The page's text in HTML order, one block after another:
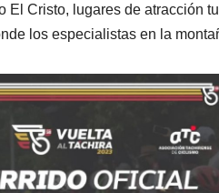
El Cristo, lugares de atracción
los especialistas en la